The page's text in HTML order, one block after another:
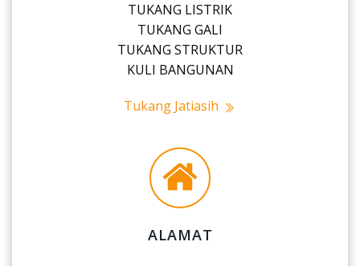
TUKANG LISTRIK
TUKANG GALI
TUKANG STRUKTUR
KULI BANGUNAN
Tukang Jatiasih
ALAMAT